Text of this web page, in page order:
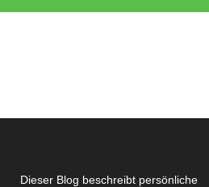
Dieser Blog beschreibt persönliche